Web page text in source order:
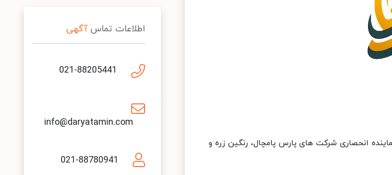
انحصاری شرکت های پارس پامچال، رنگین زره و
اطلاعات تماس آگهی
021-88205441
info@daryatamin.com
021-88780941